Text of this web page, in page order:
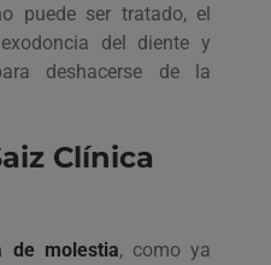
puede ser tratado, el
del diente y
deshacerse de la
Clínica
de molestia, como ya